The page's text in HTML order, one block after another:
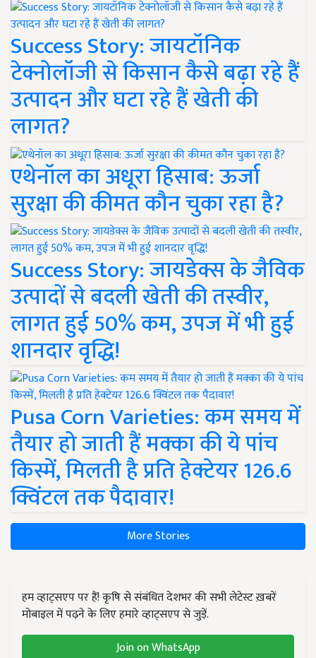
Success Story: जायटॉनिक
टेक्नोलॉजी से किसान कैसे बढ़ा रहे हैं
उत्पादन और घटा रहे हैं खेती की
लागत?
एथेनॉल का अधूरा हिसाब: ऊर्जा
सुरक्षा की कीमत कौन चुका रहा है?
Success Story: जायडेक्स के जैविक
उत्पादों से बदली खेती की तस्वीर,
लागत हुई 50% कम, उपज में भी हुई
शानदार वृद्धि!
Pusa Corn Varieties: कम समय में
तैयार हो जाती हैं मक्का की ये पांच
किस्में, मिलती है प्रति हेक्टेयर 126.6
क्विंटल तक पैदावार!
More Stories
हम व्हाट्सएप पर हैं! कृषि से संबंधित देशभर की सभी लेटेस्ट ख़बरें
मोबाइल में पढ़ने के लिए हमारे व्हाट्सएप से जुड़ें.
Join on WhatsApp